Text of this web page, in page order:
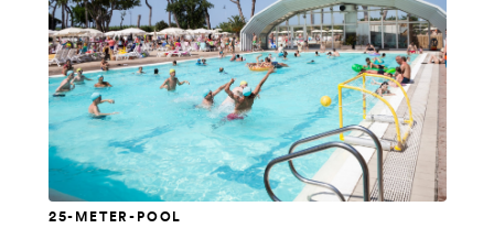
25-METER-POOL